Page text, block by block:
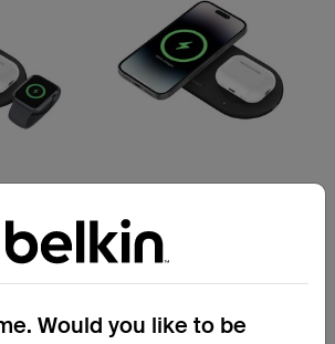
BoostCharge Pro
Qi2 15W 2-in-1 마그네틱 무선
충전 패드
Would you like to be